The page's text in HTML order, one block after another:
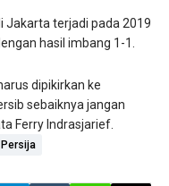
Jakarta terjadi pada 2019
hasil imbang 1-1.
dipikirkan ke
sebaiknya jangan
Ferry Indrasjarief.
Persija